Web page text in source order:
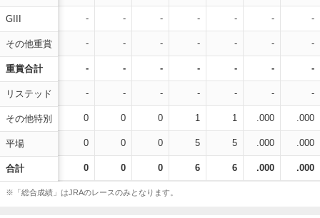
GIII
その他重賞
重賞合計
リステッド
その他特別
平場
合計
- - - - - - -
- - - - - - -
- - - - - - -
- - - - - - -
0 0 0 1 1 .000 .000
0 0 0 5 5 .000 .000
0 0 0 6 6 .000 .000
※「総合成績」はJRAのレースのみとなります。